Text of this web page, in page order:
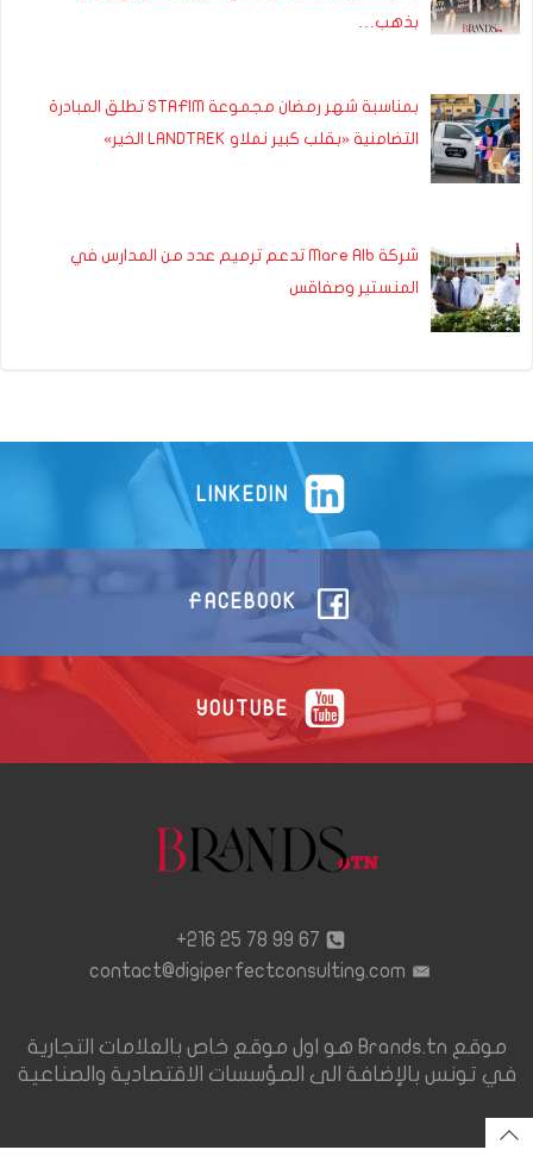
بذهب…
بمناسبة شهر رمضان مجموعة STAFIM تطلق المبادرة
التضامنية «بقلب كبير نملاو LANDTREK الخير»
شركة Mare Alb تدعم ترميم عدد من المدارس في
المنستير وصفاقس
LINKEDIN
FACEBOOK
YOUTUBE
67 99 78 25 216+
contact@digiperfectconsulting.com
موقع Brands.tn هو اول موقع خاص بالعلامات التجارية
في تونس بالإضافة الى المؤسسات الاقتصادية والصناعية